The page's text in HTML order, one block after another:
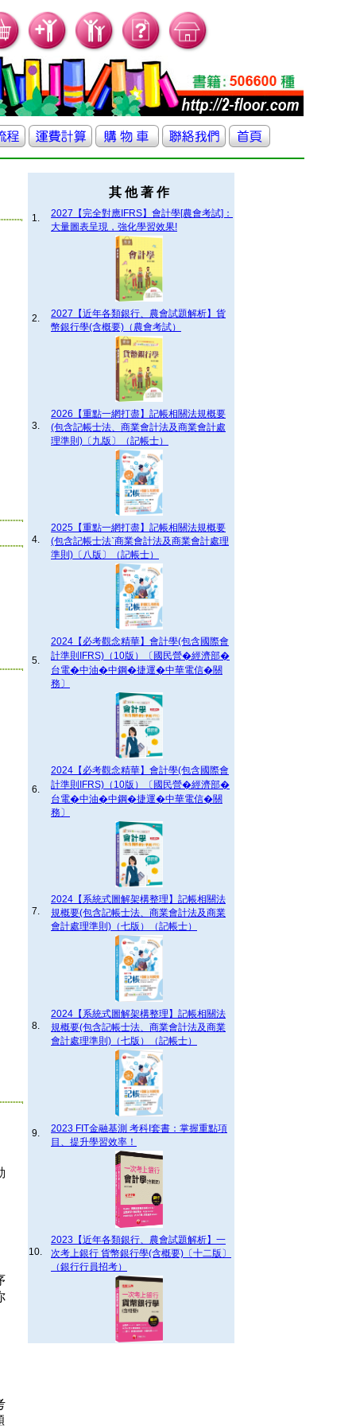
其 他 著 作
1.
2027【完全對應IFRS】會計學[農會考試]：
大量圖表呈現，強化學習效果!
2.
2027【近年各類銀行、農會試題解析】貨
幣銀行學(含概要)（農會考試）
3.
2026【重點一網打盡】記帳相關法規概要
(包含記帳士法、商業會計法及商業會計處
理準則)〔九版〕（記帳士）
4.
2025【重點一網打盡】記帳相關法規概要
(包含記帳士法ˋ商業會計法及商業會計處理
準則)〔八版〕（記帳士）
5.
2024【必考觀念精華】會計學(包含國際會
計準則IFRS)（10版）〔國民營�經濟部�
台電�中油�中鋼�捷運�中華電信�關
務〕
6.
2024【必考觀念精華】會計學(包含國際會
計準則IFRS)（10版）〔國民營�經濟部�
台電�中油�中鋼�捷運�中華電信�關
務〕
7.
2024【系統式圖解架構整理】記帳相關法
規概要(包含記帳士法、商業會計法及商業
會計處理準則)（七版）（記帳士）
8.
2024【系統式圖解架構整理】記帳相關法
規概要(包含記帳士法、商業會計法及商業
會計處理準則)（七版）（記帳士）
9.
2023 FIT金融基測 考科I套書：掌握重點項
目、提升學習效率！
10.
2023【近年各類銀行、農會試題解析】一
次考上銀行 貨幣銀行學(含概要)〔十二版〕
（銀行行員招考）